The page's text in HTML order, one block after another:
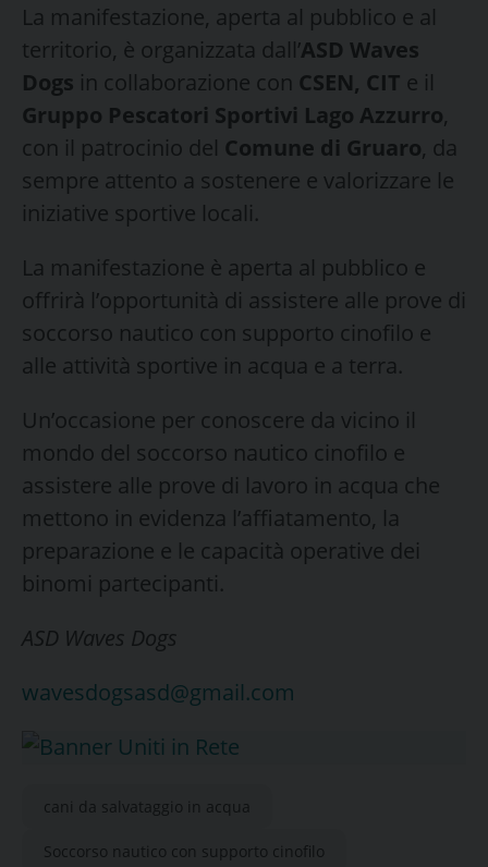
La manifestazione, aperta al pubblico e al
territorio, è organizzata dall’ASD Waves
Dogs in collaborazione con CSEN, CIT e il
Gruppo Pescatori Sportivi Lago Azzurro,
con il patrocinio del Comune di Gruaro, da
sempre attento a sostenere e valorizzare le
iniziative sportive locali.
La manifestazione è aperta al pubblico e
offrirà l’opportunità di assistere alle prove di
soccorso nautico con supporto cinofilo e
alle attività sportive in acqua e a terra.
Un’occasione per conoscere da vicino il
mondo del soccorso nautico cinofilo e
assistere alle prove di lavoro in acqua che
mettono in evidenza l’affiatamento, la
preparazione e le capacità operative dei
binomi partecipanti.
ASD Waves Dogs
wavesdogsasd@gmail.com
cani da salvataggio in acqua
Soccorso nautico con supporto cinofilo